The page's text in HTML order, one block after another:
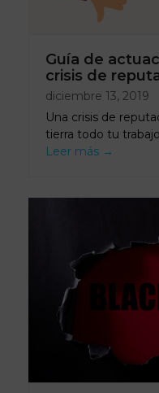
Guía de
crisis de
diciembre 13, 2019
Una crisis de
tierra todo tu
Leer más →